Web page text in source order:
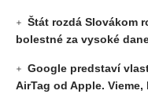
Štát rozdá Slovákom
bolestné za vysoké
Google predstaví
AirTag od Apple.